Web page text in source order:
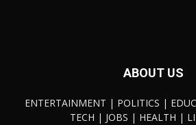
ABOUT US
ENTERTAINMENT | POLITICS |
TECH | JOBS | HEALTH |